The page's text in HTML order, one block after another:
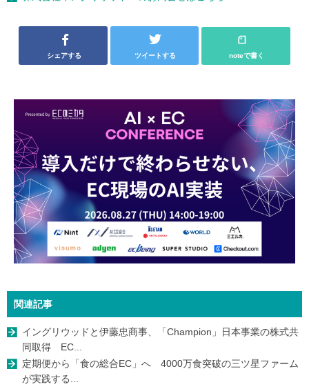
シェアする ツイートする noteで書く
関連記事
イングリウッドと伊藤忠商事、「Champion」日本事業の株式共
同取得 EC...
定期便から「食の総合EC」へ 4000万食突破の三ツ星ファーム
が実践する...